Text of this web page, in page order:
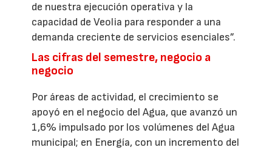
de nuestra ejecución operativa y la
capacidad de Veolia para responder a una
demanda creciente de servicios esenciales”.
Las cifras del semestre, negocio a
negocio
Por áreas de actividad, el crecimiento se
apoyó en el negocio del Agua, que avanzó un
1,6% impulsado por los volúmenes del Agua
municipal; en Energía, con un incremento del